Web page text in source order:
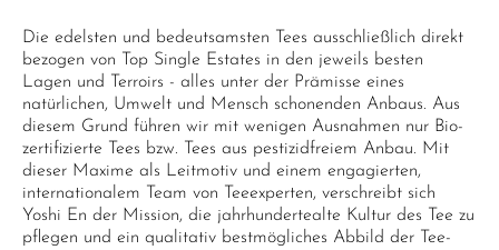
Die edelsten und bedeutsamsten Tees ausschließlich direkt
bezogen von Top Single Estates in den jeweils besten
Lagen und Terroirs - alles unter der Prämisse eines
natürlichen, Umwelt und Mensch schonenden Anbaus. Aus
diesem Grund führen wir mit wenigen Ausnahmen nur Bio-
zertifizierte Tees bzw. Tees aus pestizidfreiem Anbau. Mit
dieser Maxime als Leitmotiv und einem engagierten,
internationalem Team von Teeexperten, verschreibt sich
Yoshi En der Mission, die jahrhundertealte Kultur des Tee zu
pflegen und ein qualitativ bestmögliches Abbild der Tee-